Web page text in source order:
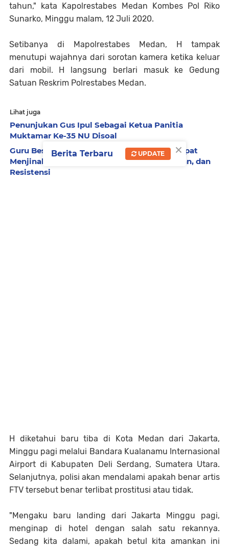
tahun," kata Kapolrestabes Medan Kombes Pol Riko
Sunarko, Minggu malam, 12 Juli 2020.
Setibanya di Mapolrestabes Medan, H tampak
menutupi wajahnya dari sorotan kamera ketika keluar
dari mobil. H langsung berlari masuk ke Gedung
Satuan Reskrim Polrestabes Medan.
Lihat juga
Penunjukan Gus Ipul Sebagai Ketua Panitia
Muktamar Ke-35 NU Disoal
Guru Besar UIN Madura: Kurikulum Cinta Dapat
Menjinakkan Perundungan, Roasting, Kacoan, dan
Resistensi
H diketahui baru tiba di Kota Medan dari Jakarta,
Minggu pagi melalui Bandara Kualanamu Internasional
Airport di Kabupaten Deli Serdang, Sumatera Utara.
Selanjutnya, polisi akan mendalami apakah benar artis
FTV tersebut benar terlibat prostitusi atau tidak.
"Mengaku baru landing dari Jakarta Minggu pagi,
menginap di hotel dengan salah satu rekannya.
Sedang kita dalami, apakah betul kita amankan ini
×
Berita Terbaru UPDATE